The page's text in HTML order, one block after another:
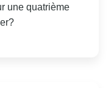
une quatrième